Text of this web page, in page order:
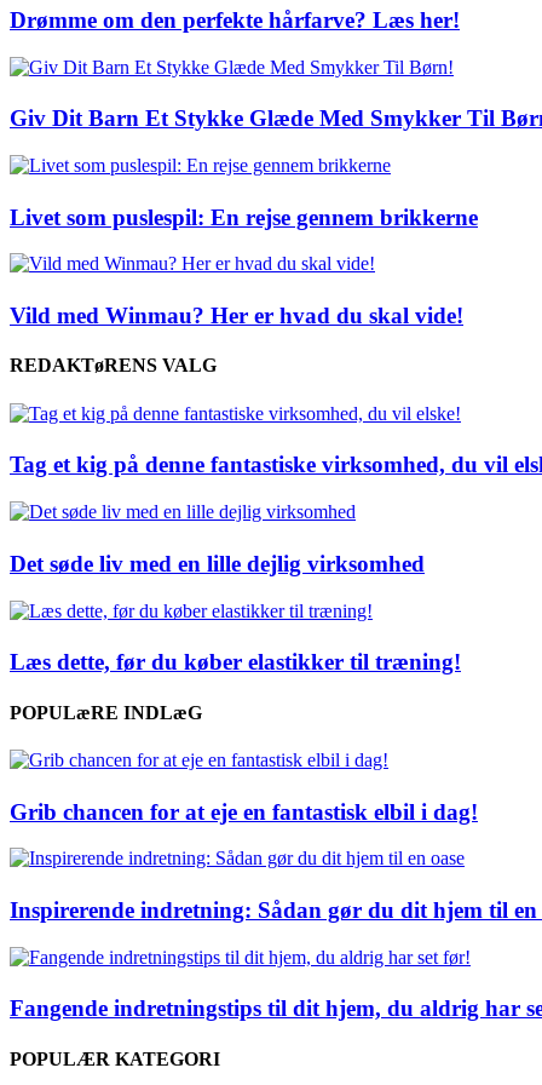
Drømme om den perfekte hårfarve? Læs her!
Giv Dit Barn Et Stykke Glæde Med Smykker Til
Livet som puslespil: En rejse gennem brikkerne
Vild med Winmau? Her er hvad du skal vide!
REDAKTøRENS VALG
Tag et kig på denne fantastiske virksomhed, du vil
Det søde liv med en lille dejlig virksomhed
Læs dette, før du køber elastikker til træning!
POPULæRE INDLæG
Grib chancen for at eje en fantastisk elbil i dag!
Inspirerende indretning: Sådan gør du dit hjem til en
Fangende indretningstips til dit hjem, du aldrig har
POPULÆR KATEGORI